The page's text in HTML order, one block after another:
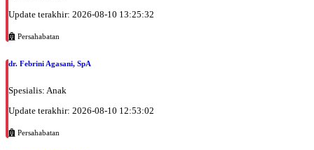
Update terakhir: 2026-08-10 13:25:32
Persahabatan
dr. Febrini Agasani, SpA
Spesialis: Anak
Update terakhir: 2026-08-10 12:53:02
Persahabatan